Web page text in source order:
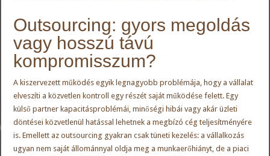
Outsourcing: gyors megoldás
vagy hosszú távú
kompromisszum?
A kiszervezett működés egyik legnagyobb problémája, hogy a vállalat
elveszíti a közvetlen kontroll egy részét saját működése felett. Egy
külső partner kapacitásproblémái, minőségi hibái vagy akár üzleti
döntései közvetlenül hatással lehetnek a megbízó cég teljesítményére
is. Emellett az outsourcing gyakran csak tüneti kezelés: a vállalkozás
ugyan nem saját állománnyal oldja meg a munkaerőhiányt, de a piaci